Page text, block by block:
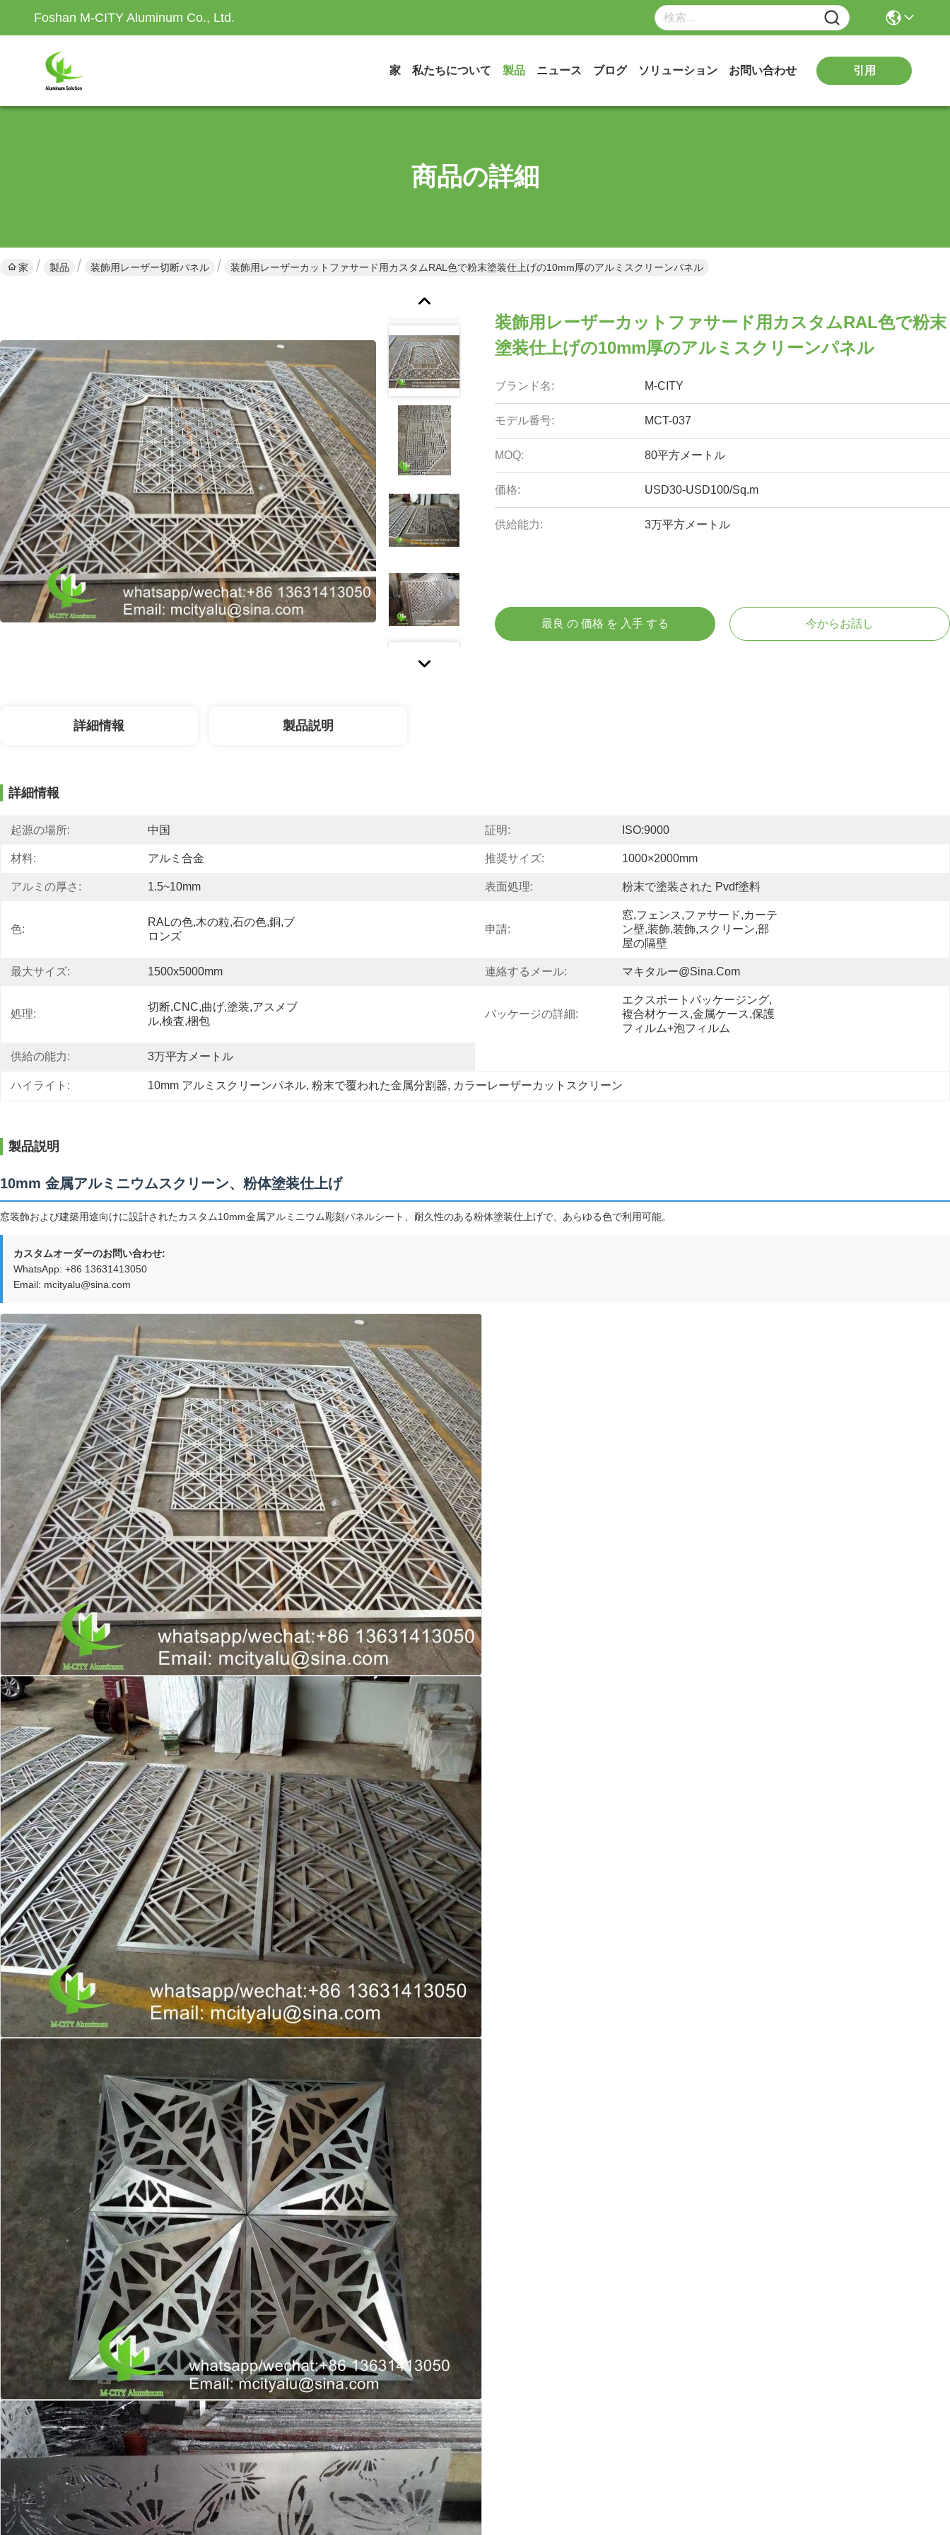
Foshan M-CITY Aluminum Co., Ltd.
家 私たちについて 製品 ニュース ブログ ソリューション お問い合わせ 引用
商品の詳細
家 製品 装飾用レーザー切断パネル 装飾用レーザーカットファサード用カスタムRAL色で粉末塗装仕上げの10mm厚のアルミスクリーンパネル
装飾用レーザーカットファサード用カスタムRAL色で粉末
塗装仕上げの10mm厚のアルミスクリーンパネル
ブランド名: M-CITY
モデル番号: MCT-037
MOQ: 80平方メートル
価格: USD30-USD100/Sq.m
供給能力: 3万平方メートル
最良 の 価格 を 入手 する 今からお話し
詳細情報 製品説明
詳細情報
起源の場所: 中国 証明: ISO:9000
材料: アルミ合金 推奨サイズ: 1000×2000mm
アルミの厚さ: 1.5~10mm 表面処理: 粉末で塗装された Pvdf塗料
色:
RALの色,木の粒,石の色,銅,ブ
ロンズ
申請:
窓,フェンス,ファサード,カーテ
ン壁,装飾,装飾,スクリーン,部
屋の隔壁
最大サイズ: 1500x5000mm 連絡するメール: マキタルー@sina.com
処理:
切断,CNC,曲げ,塗装,アスメブ
ル,検査,梱包
パッケージの詳細:
エクスポートパッケージング,
複合材ケース,金属ケース,保護
フィルム+泡フィルム
供給の能力: 3万平方メートル
ハイライト: 10mm アルミスクリーンパネル, 粉末で覆われた金属分割器, カラーレーザーカットスクリーン
製品説明
10mm 金属アルミニウムスクリーン、粉体塗装仕上げ
窓装飾および建築用途向けに設計されたカスタム10mm金属アルミニウム彫刻パネルシート、耐久性のある粉体塗装仕上げで、あらゆる色で利用可能。
カスタムオーダーのお問い合わせ:
WhatsApp: +86 13631413050
Email: mcityalu@sina.com